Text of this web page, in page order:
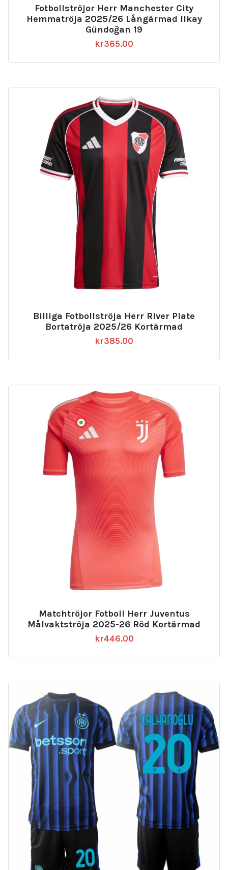
Fotbollströjor Herr Manchester City
Hemmatröja 2025/26 Långärmad Ilkay
Gündoğan 19
kr365.00
Billiga Fotbollströja Herr River Plate
Bortatröja 2025/26 Kortärmad
kr385.00
Matchtröjor Fotboll Herr Juventus
Målvaktströja 2025-26 Röd Kortärmad
kr446.00